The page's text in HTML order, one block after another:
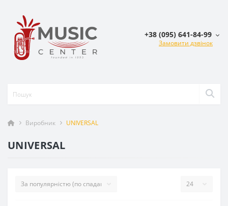
+38 (095) 641-84-99
Замовити дзвінок
Виробник UNIVERSAL
UNIVERSAL